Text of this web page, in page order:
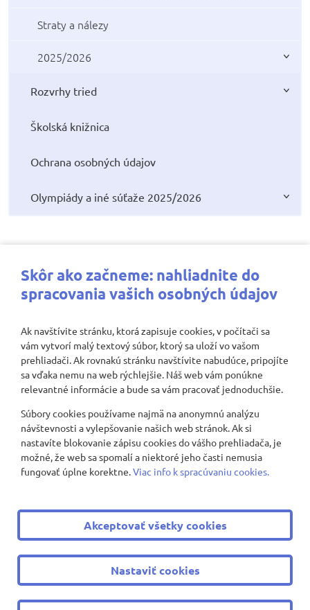
Straty a nálezy
2025/2026
Rozvrhy tried
Školská knižnica
Ochrana osobných údajov
Olympiády a iné súťaže 2025/2026
Najbližšie aktivity
Nenašli sa žiadne záznamy
Zobraziť viac
© 2008 - 2026 ZŠ Nevädzová 2 | Všetky práva vyhradené
|
Ochrana osobných údajov |
Cookies nastavenie
Tvorba web stránokaredakčný systémodAlejTech, spol. s
r.o.
Skôr ako začneme: nahliadnite do
spracovania vašich osobných údajov
Ak navštívite stránku, ktorá zapisuje cookies, v počítači sa
vám vytvorí malý textový súbor, ktorý sa uloží vo vašom
prehliadači. Ak rovnakú stránku navštívite nabudúce, pripojíte
sa vďaka nemu na web rýchlejšie. Náš web vám ponúkne
relevantné informácie a bude sa vám pracovať jednoduchšie.
Súbory cookies používame najmä na anonymnú analýzu
návštevnosti a vylepšovanie našich web stránok. Ak si
nastavíte blokovanie zápisu cookies do vášho prehliadača, je
možné, že web sa spomalí a niektoré jeho časti nemusia
fungovať úplne korektne.Viac info k spracúvaniu cookies.
Akceptovať všetky cookies
Nastaviť cookies